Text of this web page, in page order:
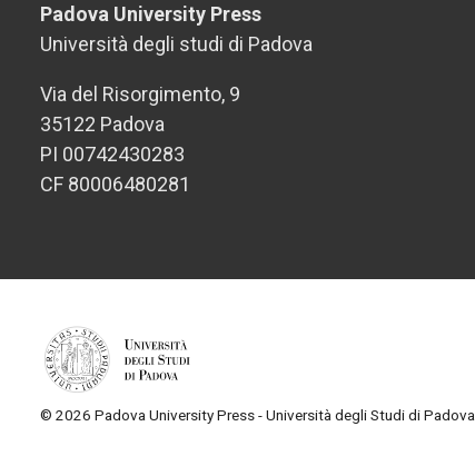
Padova University Press
Università degli studi di Padova
Via del Risorgimento, 9
35122 Padova
PI 00742430283
CF 80006480281
© 2026 Padova University Press - Università degli Studi di Padova